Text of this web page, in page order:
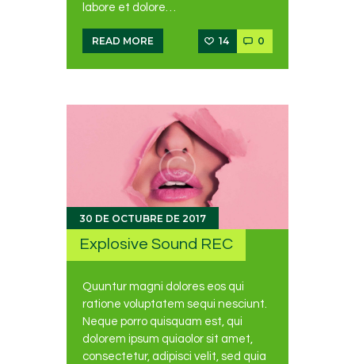
labore et dolore…
READ MORE 14 0
30 DE OCTUBRE DE 2017
Explosive Sound REC
Quuntur magni dolores eos qui
ratione voluptatem sequi nesciunt.
Neque porro quisquam est, qui
dolorem ipsum quiaolor sit amet,
consectetur, adipisci velit, sed quia